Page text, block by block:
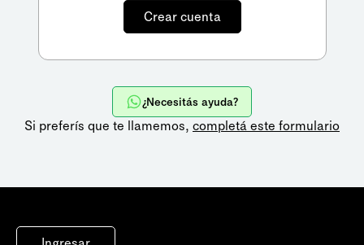
¿Necesitás ayuda?
Si preferís que te llamemos, completá este formulario